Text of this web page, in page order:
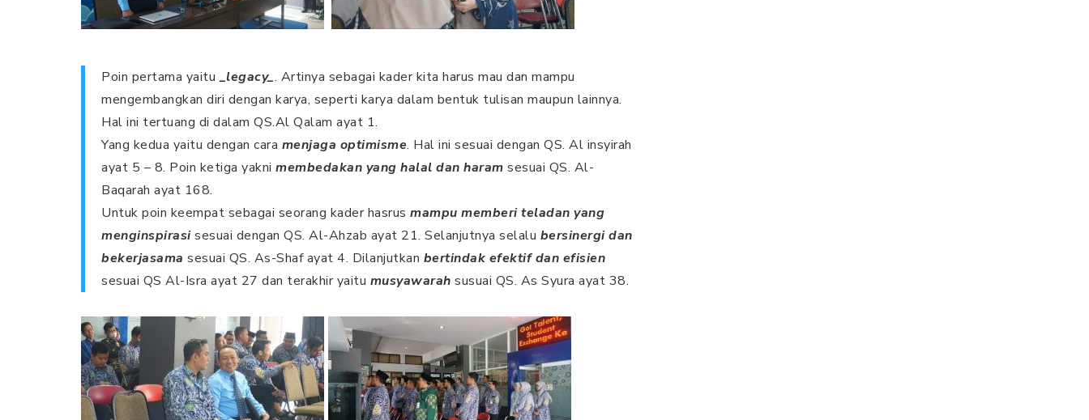
Poin pertama yaitu_legacy_. Artinya sebagai kader kita harus mau dan mampu
mengembangkan diri dengan karya, seperti karya dalam bentuk tulisan maupun lainnya.
Hal ini tertuang di dalam QS.Al Qalam ayat 1.
Yang kedua yaitu dengan cara menjaga optimisme. Hal ini sesuai dengan QS. Al insyirah
ayat 5 – 8. Poin ketiga yakni membedakan yang halal dan haram sesuai QS. Al-
Baqarah ayat 168.
Untuk poin keempat sebagai seorang kader hasrus mampu memberi teladan yang
menginspirasi sesuai dengan QS. Al-Ahzab ayat 21. Selanjutnya selalu bersinergi dan
bekerjasama sesuai QS. As-Shaf ayat 4. Dilanjutkan bertindak efektif dan efisien
sesuai QS Al-Isra ayat 27 dan terakhir yaitu musyawarah susuai QS. As Syura ayat 38.